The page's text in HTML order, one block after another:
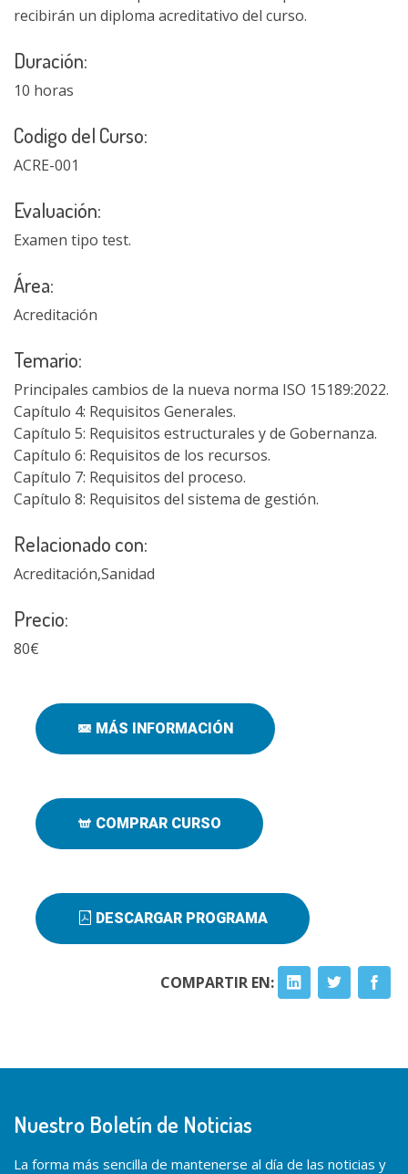
recibirán un diploma acreditativo del curso.
Duración:
10 horas
Codigo del Curso:
ACRE-001
Evaluación:
Examen tipo test.
Área:
Acreditación
Temario:
Principales cambios de la nueva norma ISO 15189:2022.
Capítulo 4: Requisitos Generales.
Capítulo 5: Requisitos estructurales y de Gobernanza.
Capítulo 6: Requisitos de los recursos.
Capítulo 7: Requisitos del proceso.
Capítulo 8: Requisitos del sistema de gestión.
Relacionado con:
Acreditación,Sanidad
Precio:
80€
MÁS INFORMACIÓN
COMPRAR CURSO
DESCARGAR PROGRAMA
COMPARTIR EN:
Nuestro Boletín de Noticias
La forma más sencilla de mantenerse al día de las noticias y